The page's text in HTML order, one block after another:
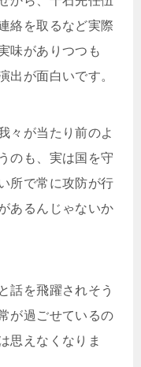
絡を取るなど実際
味がありつつも
出が面白いです。
々が当たり前のよ
のも、実は国を守
所で常に攻防が行
あるんじゃないか
話を飛躍されそう
が過ごせているの
思えなくなりま